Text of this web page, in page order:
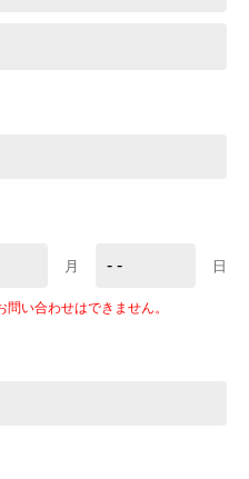
月 日
い合わせはできません。